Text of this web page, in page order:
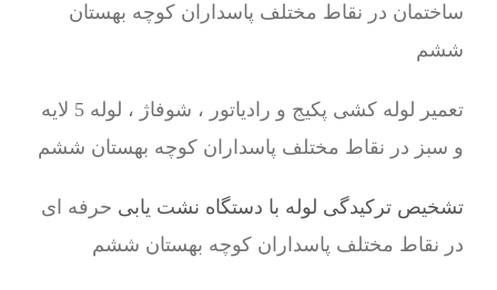
ساختمان در نقاط مختلف پاسداران کوچه بهستان
ششم
تعمیر لوله کشی پکیج و رادیاتور ، شوفاژ ، لوله 5 لایه
و سبز در نقاط مختلف پاسداران کوچه بهستان ششم
تشخیص ترکیدگی لوله با دستگاه نشت یابی حرفه ای
در نقاط مختلف پاسداران کوچه بهستان ششم